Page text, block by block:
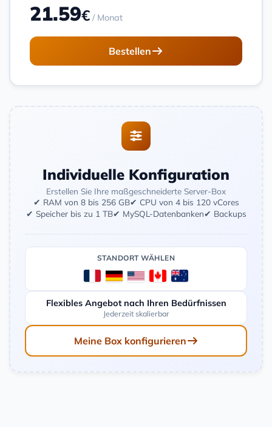
21.59€ / Monat
Bestellen
Individuelle Konfiguration
Erstellen Sie Ihre maßgeschneiderte Server-Box
✔ RAM von 8 bis 256 GB✔ CPU von 4 bis 120 vCores
✔ Speicher bis zu 1 TB✔ MySQL-Datenbanken✔ Backups
STANDORT WÄHLEN
Flexibles Angebot nach Ihren Bedürfnissen
Jederzeit skalierbar
Meine Box konfigurieren